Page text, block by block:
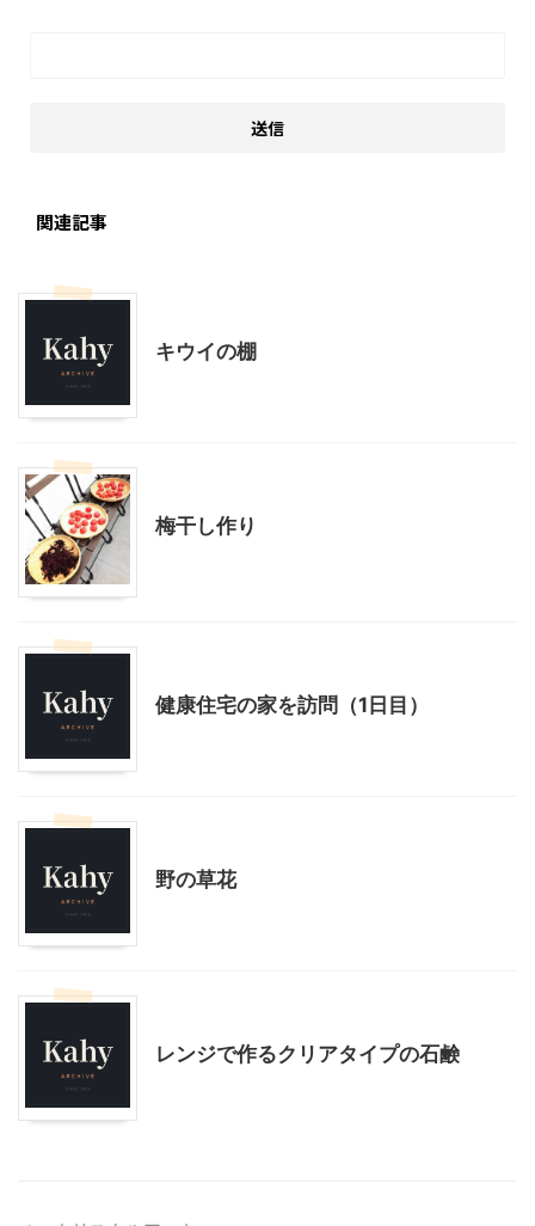
関連記事
キウイの棚
梅干し作り
健康住宅の家を訪問（1日目）
野の草花
レンジで作るクリアタイプの石鹸